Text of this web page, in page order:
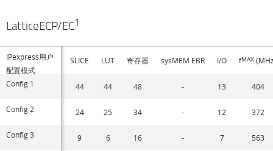
LatticeECP/EC1
IPexpress用户
配置模式
SLICE LUT 寄存器 sysMEM EBR I/O fMAX
Config 1 44 44 48 - 13 404
Config 2 24 25 34 - 12 372
Config 3 9 6 16 - 7 563